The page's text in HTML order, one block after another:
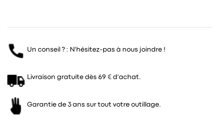
Un conseil ? : N'hésitez-pas à nous joindre !
Livraison gratuite dès 69 € d'achat.
Garantie de 3 ans sur tout votre outillage.